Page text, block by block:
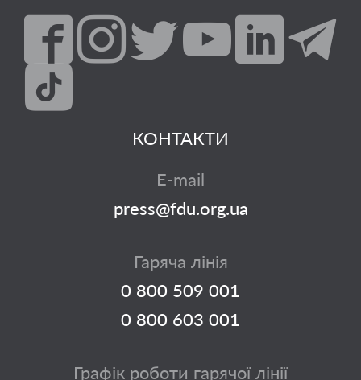
КОНТАКТИ
E-mail
press@fdu.org.ua
Гаряча лінія
0 800 509 001
0 800 603 001
Графік роботи гарячої лінії